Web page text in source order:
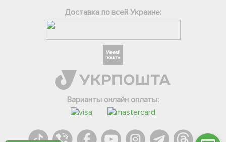
Доставка по всей Украине:
Варианты онлайн оплаты:
Інстаграм
Онлайн чат